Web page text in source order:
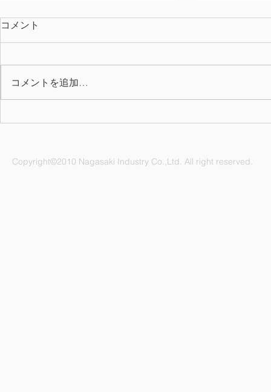
NC ボウリング大会
コメント
コメントを追加…
Copyright©2010 Nagasaki Industry Co.,Ltd. All right reserved.